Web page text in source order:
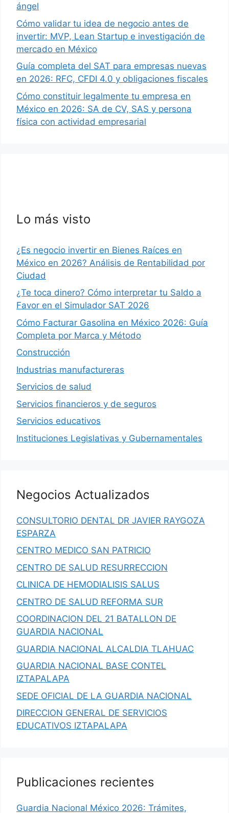
ángel
Cómo validar tu idea de negocio antes de
invertir: MVP, Lean Startup e investigación de
mercado en México
Guía completa del SAT para empresas nuevas
en 2026: RFC, CFDI 4.0 y obligaciones fiscales
Cómo constituir legalmente tu empresa en
México en 2026: SA de CV, SAS y persona
física con actividad empresarial
Lo más visto
¿Es negocio invertir en Bienes Raíces en
México en 2026? Análisis de Rentabilidad por
Ciudad
¿Te toca dinero? Cómo interpretar tu Saldo a
Favor en el Simulador SAT 2026
Cómo Facturar Gasolina en México 2026: Guía
Completa por Marca y Método
Construcción
Industrias manufactureras
Servicios de salud
Servicios financieros y de seguros
Servicios educativos
Instituciones Legislativas y Gubernamentales
Negocios Actualizados
CONSULTORIO DENTAL DR JAVIER RAYGOZA
ESPARZA
CENTRO MEDICO SAN PATRICIO
CENTRO DE SALUD RESURRECCION
CLINICA DE HEMODIALISIS SALUS
CENTRO DE SALUD REFORMA SUR
COORDINACION DEL 21 BATALLON DE
GUARDIA NACIONAL
GUARDIA NACIONAL ALCALDIA TLAHUAC
GUARDIA NACIONAL BASE CONTEL
IZTAPALAPA
SEDE OFICIAL DE LA GUARDIA NACIONAL
DIRECCION GENERAL DE SERVICIOS
EDUCATIVOS IZTAPALAPA
Publicaciones recientes
Guardia Nacional México 2026: Trámites,